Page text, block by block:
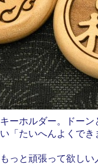
ーホルダー。ドー
「たいへんよくで
っと頑張って欲し